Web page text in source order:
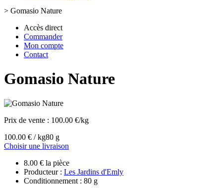
> Gomasio Nature
Accès direct
Commander
Mon compte
Contact
Gomasio Nature
Prix de vente : 100.00 €/kg
100.00 € / kg80 g
Choisir une livraison
8.00 € la pièce
Producteur : Les Jardins d'Emly
Conditionnement : 80 g